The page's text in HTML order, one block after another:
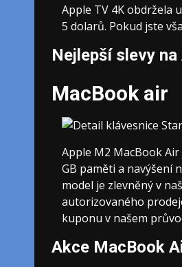
Apple TV 4K obdržela
5 dolarů. Pokud jste
Nejlepší slevy na
MacBook air
Apple M2 MacBook
GB paměti a navýšení
model je zlevněný v
autorizovaného
kuponu v našem
Akce MacBook